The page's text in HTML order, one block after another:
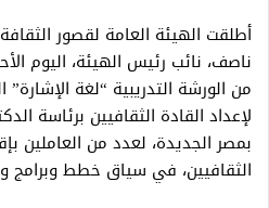
أطلقت الهيئة العامة لقصور
ناصف، نائب رئيس الهيئة، اليوم
من الورشة التدريبية “لغة الإشارة”
لإعداد القادة الثقافيين برئاسة
بمصر الجديدة، لعدد من العاملين
الثقافيين، في سياق خطط وبرامج